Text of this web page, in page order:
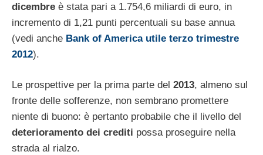
dicembre è stata pari a 1.754,6 miliardi di euro, in
incremento di 1,21 punti percentuali su base annua
(vedi anche Bank of America utile terzo trimestre
2012).
Le prospettive per la prima parte del 2013, almeno sul
fronte delle sofferenze, non sembrano promettere
niente di buono: è pertanto probabile che il livello del
deterioramento dei crediti possa proseguire nella
strada al rialzo.